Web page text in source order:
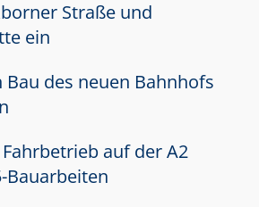
Straße und
ein
des neuen Bahnhofs
auf der A2
Bauarbeiten